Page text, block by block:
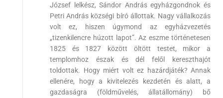
József lelkész, Sándor András egyházgondnok és
Petri András községi bíró állottak. Nagy vállalkozás
volt ez, hiszen úgymond az egyházvezetés
„tizenkilencre húzott lapot”. Az eszme történetesen
1825 és 1827 között öltött testet, mikor a
templomhoz észak és dél felől kereszthajót
toldottak. Hogy miért volt ez hazárdjáték? Annak
ellenére, hogy a kivitelezés kezdetén és alatt, a
gazdaságra (földművelés, állatállomány) bő